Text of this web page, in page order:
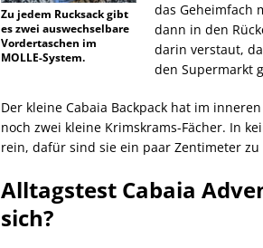
Zu jedem Rucksack gibt
es zwei auswechselbare
Vordertaschen im
MOLLE-System.
das Geheimfach
dann in den
darin verstaut,
den Supermarkt
Der kleine Cabaia Backpack hat im
noch zwei kleine Krimskrams-Fächer. In
rein, dafür sind sie ein paar Zentimeter zu
Alltagstest Cabaia
sich?